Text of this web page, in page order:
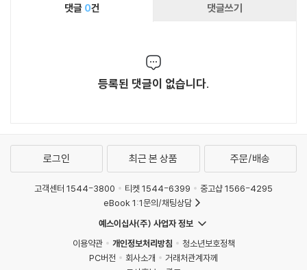
댓글 0건 댓글쓰기
등록된 댓글이 없습니다.
로그인 최근 본 상품 주문/배송
고객센터 1544-3800 티켓 1544-6399
중고샵 1566-4295
eBook 1:1문의/채팅상담
예스이십사(주) 사업자 정보
이용약관
개인정보처리방침
청소년보호정책
PC버전
회사소개
거래처관계자께